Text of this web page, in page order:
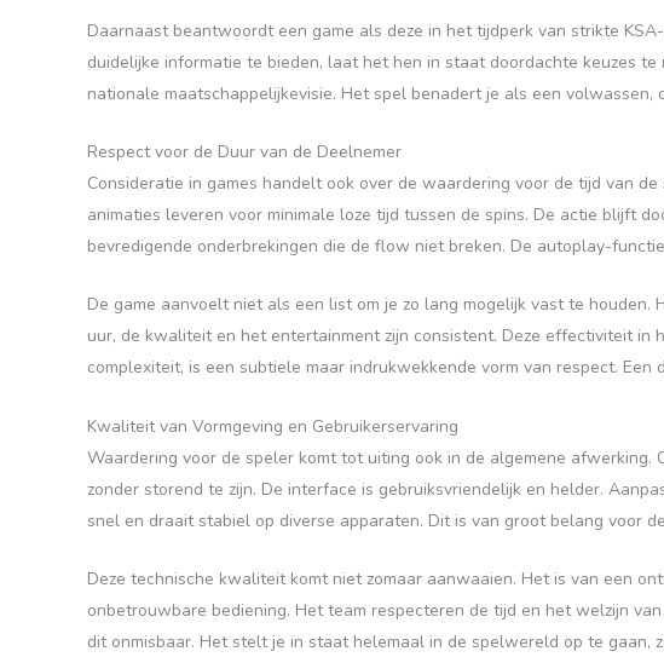
Daarnaast beantwoordt een game als deze in het tijdperk van strikte
duidelijke informatie te bieden, laat het hen in staat doordachte keuzes
nationale maatschappelijkevisie. Het spel benadert je als een
Respect voor de Duur van de Deelnemer
Consideratie in games handelt ook over de waardering voor de tijd van
animaties leveren voor minimale loze tijd tussen de spins. De actie blijft
bevredigende onderbrekingen die de flow niet breken. De autoplay-
De game aanvoelt niet als een list om je zo lang mogelijk vast te
uur, de kwaliteit en het entertainment zijn consistent. Deze effectiviteit
complexiteit, is een subtiele maar indrukwekkende vorm van respect.
Kwaliteit van Vormgeving en Gebruikerservaring
Waardering voor de speler komt tot uiting ook in de algemene afwerking.
zonder storend te zijn. De interface is gebruiksvriendelijk en helder.
snel en draait stabiel op diverse apparaten. Dit is van groot belang voor
Deze technische kwaliteit komt niet zomaar aanwaaien. Het is van een
onbetrouwbare bediening. Het team respecteren de tijd en het welzijn
dit onmisbaar. Het stelt je in staat helemaal in de spelwereld op te gaan,